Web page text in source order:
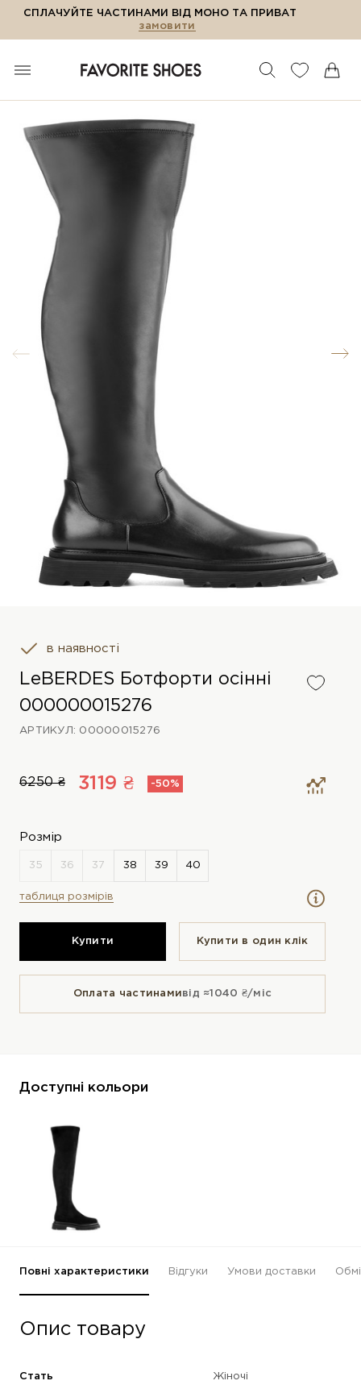
СПЛАЧУЙТЕ ЧАСТИНАМИ ВІД МОНО ТА ПРИВАТ
замовити
в наявності
LeBERDES Ботфорти осінні
000000015276
АРТИКУЛ: 00000015276
6250 ₴ 3119 ₴ -50%
Розмір
таблиця розмірів
Купити Купити в один клiк
Оплата частинамивід ≈1040 ₴/міс
Доступні кольори
Повні характеристики Відгуки Умови доставки
Опис товару
Стать Жіночі